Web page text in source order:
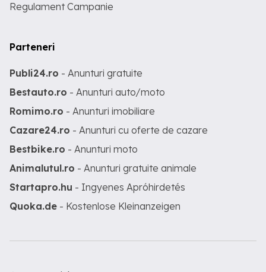
Regulament Campanie
Parteneri
Publi24.ro - Anunturi gratuite
Bestauto.ro - Anunturi auto/moto
Romimo.ro - Anunturi imobiliare
Cazare24.ro - Anunturi cu oferte de cazare
Bestbike.ro - Anunturi moto
Animalutul.ro - Anunturi gratuite animale
Startapro.hu - Ingyenes Apróhirdetés
Quoka.de - Kostenlose Kleinanzeigen